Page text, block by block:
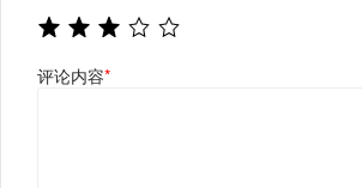
评论内容*